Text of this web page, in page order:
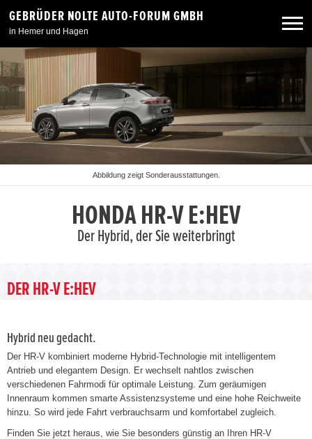
GEBRÜDER NOLTE AUTO-FORUM GMBH
in Hemer und Hagen
Neuwagen
Gebrauchtwagen
Abbildung zeigt Sonderausstattungen.
HONDA HR-V E:HEV
Der Hybrid, der Sie weiterbringt
DER HR-V E:HEV
Hybrid neu gedacht.
Der HR-V kombiniert moderne Hybrid-Technologie mit intelligentem
Antrieb und elegantem Design. Er wechselt nahtlos zwischen
verschiedenen Fahrmodi für optimale Leistung. Zum geräumigen
Innenraum kommen smarte Assistenzsysteme und eine hohe Reichweite
hinzu. So wird jede Fahrt verbrauchsarm und komfortabel zugleich.
Finden Sie jetzt heraus, wie Sie besonders günstig an Ihren HR-V